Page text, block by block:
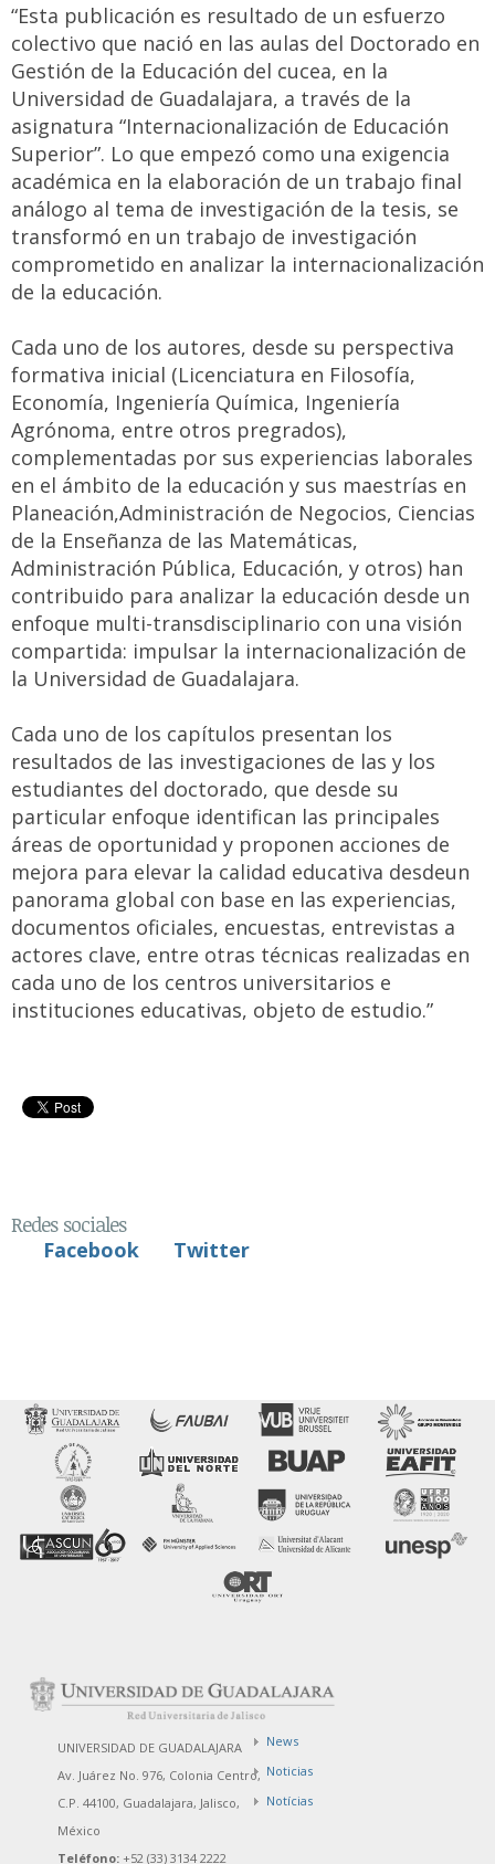
“Esta publicación es resultado de un esfuerzo
colectivo que nació en las aulas del Doctorado en
Gestión de la Educación del cucea, en la
Universidad de Guadalajara, a través de la
asignatura “Internacionalización de Educación
Superior”. Lo que empezó como una exigencia
académica en la elaboración de un trabajo final
análogo al tema de investigación de la tesis, se
transformó en un trabajo de investigación
comprometido en analizar la internacionalización
de la educación.
Cada uno de los autores, desde su perspectiva
formativa inicial (Licenciatura en Filosofía,
Economía, Ingeniería Química, Ingeniería
Agrónoma, entre otros pregrados),
complementadas por sus experiencias laborales
en el ámbito de la educación y sus maestrías en
Planeación,Administración de Negocios, Ciencias
de la Enseñanza de las Matemáticas,
Administración Pública, Educación, y otros) han
contribuido para analizar la educación desde un
enfoque multi-transdisciplinario con una visión
compartida: impulsar la internacionalización de
la Universidad de Guadalajara.
Cada uno de los capítulos presentan los
resultados de las investigaciones de las y los
estudiantes del doctorado, que desde su
particular enfoque identifican las principales
áreas de oportunidad y proponen acciones de
mejora para elevar la calidad educativa desdeun
panorama global con base en las experiencias,
documentos oficiales, encuestas, entrevistas a
actores clave, entre otras técnicas realizadas en
cada uno de los centros universitarios e
instituciones educativas, objeto de estudio.”
Redes sociales
Facebook
Twitter
UNIVERSIDAD DE GUADALAJARA
Av. Juárez No. 976, Colonia Centro,
C.P. 44100, Guadalajara, Jalisco,
México
Teléfono: +52 (33) 3134 2222
News
Noticias
Notícias